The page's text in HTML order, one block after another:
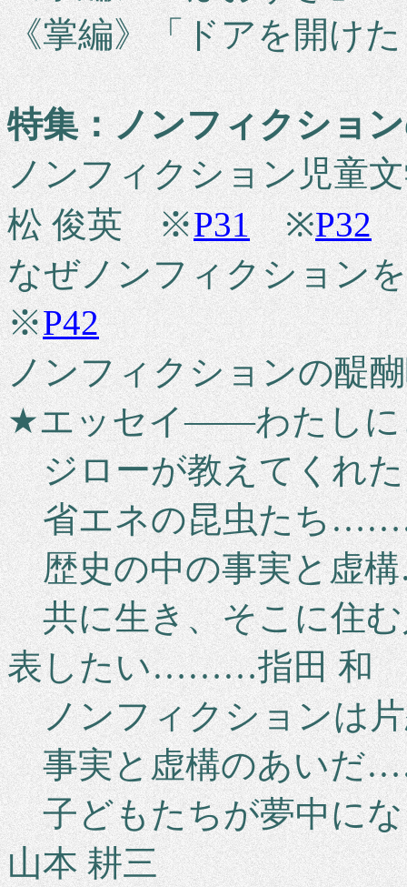
《掌編》「ドアを開け
特集：ノンフィクショ
ノンフィクション児
松 俊英 ※P31※P32
なぜノンフィクショ
※P42
ノンフィクションの
★エッセイ――わたしに
ジローが教えてくれ
省エネの昆虫たち
歴史の中の事実と虚
共に生き、そこに住む
表したい………指田 和
ノンフィクションは
事実と虚構のあいだ
子どもたちが夢中に
山本 耕三